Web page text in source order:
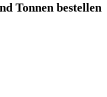
Tonnen bestellen